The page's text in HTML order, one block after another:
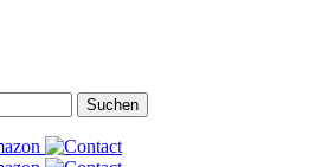
Suchen